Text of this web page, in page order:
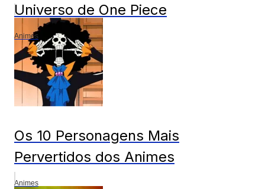
Universo de One Piece
Animes
Os 10 Personagens Mais
Pervertidos dos Animes
Animes